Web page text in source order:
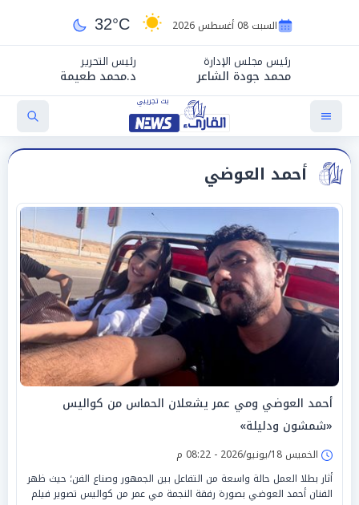
السبت 08 أغسطس 2026 32°C
رئيس مجلس الإدارة
محمد جودة الشاعر
رئيس التحرير
د.محمد طعيمة
أحمد العوضي
أحمد العوضي ومي عمر يشعلان الحماس من كواليس
«شمشون ودليلة»
الخميس 18/يونيو/2026 - 08:22 م
أثار بطلا العمل حالة واسعة من التفاعل بين الجمهور وصناع الفن؛ حيث ظهر
الفنان أحمد العوضي بصورة رفقة النجمة مي عمر من كواليس تصوير فيلم